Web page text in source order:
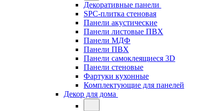
Декоративные панели
SPC-плитка стеновая
Панели акустические
Панели листовые ПВХ
Панели МДФ
Панели ПВХ
Панели самоклеящиеся 3D
Панели стеновые
Фартуки кухонные
Комплектующие для панелей
Декор для дома